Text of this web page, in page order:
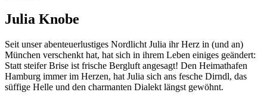
Julia Knobe
Seit unser abenteuerlustiges Nordlicht Julia ihr Herz in (und an)
München verschenkt hat, hat sich in ihrem Leben einiges geändert:
Statt steifer Brise ist frische Bergluft angesagt! Den Heimathafen
Hamburg immer im Herzen, hat Julia sich ans fesche Dirndl, das
süffige Helle und den charmanten Dialekt längst gewöhnt.